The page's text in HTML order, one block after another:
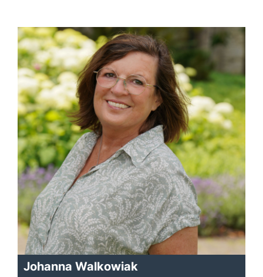
Johanna Walkowiak